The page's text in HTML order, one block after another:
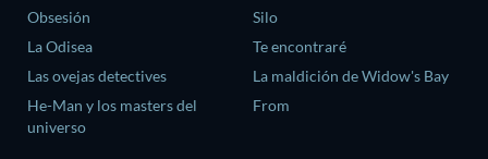
Obsesión
La Odisea
Las ovejas detectives
He-Man y los masters del
universo
Silo
Te encontraré
La maldición de Widow's Bay
From